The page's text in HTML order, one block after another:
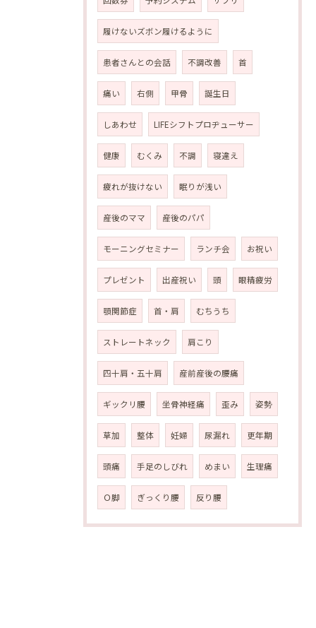
履けないズボン履けるように
患者さんとの会話 不調改善 首
痛い 右側 甲骨 誕生日
しあわせ LIFEシフトプロヂューサー
健康 むくみ 不調 寝違え
疲れが抜けない 眠りが浅い
産後のママ 産後のパパ
モーニングセミナー ランチ会 お祝い
プレゼント 出産祝い 頭 眼精疲労
顎関節症 首・肩 むちうち
ストレートネック 肩こり
四十肩・五十肩 産前産後の腰痛
ギックリ腰 坐骨神経痛 歪み 姿勢
草加 整体 妊婦 尿漏れ 更年期
頭痛 手足のしびれ めまい 生理痛
Ｏ脚 ぎっくり腰 反り腰